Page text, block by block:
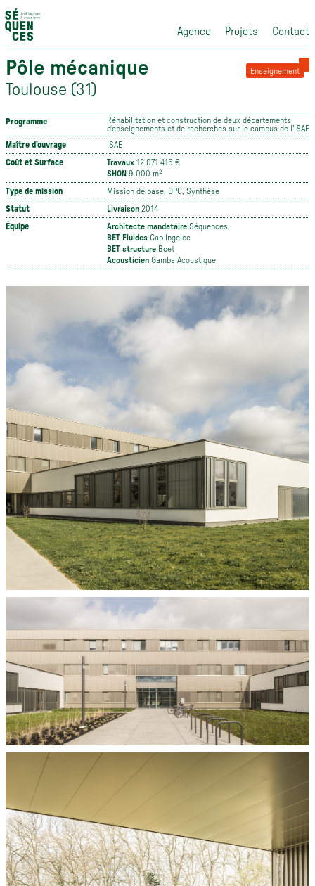
Agence Projets Contact
Pôle mécanique
Toulouse (31)
Enseignement
Programme
Réhabilitation et construction de deux départements
d’enseignements et de recherches sur le campus de l’ISAE
Maître d'ouvrage
ISAE
Coût et Surface Travaux12 071 416 €
SHON 9 000 m²
Type de mission Mission de base, OPC, Synthèse
Statut Livraison2014
Équipe Architecte mandataireSéquences
BET FluidesCap Ingelec
BET structureBcet
AcousticienGamba Acoustique